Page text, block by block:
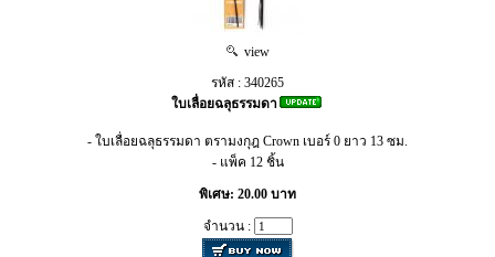
view
รหัส : 340265
ใบเลื่อยฉลุธรรมดา
- ใบเลื่อยฉลุธรรมดา ตรามงกุฎ Crown เบอร์ 0 ยาว 13 ซม.
- แพ็ค 12 ชิ้น
พิเศษ: 20.00 บาท
จำนวน :